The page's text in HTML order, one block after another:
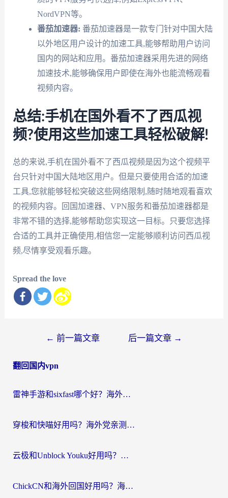
NordVPN等。
番茄加速器: 番茄加速器是一款专门针对中国大陆
以外地区用户设计的加速工具,能够帮助用户访问
国内的网站和应用。番茄加速器采用先进的网络
加速技术,能够确保用户即使在海外也能流畅观看
视频内容。
总结:手机在国外看不了西瓜视
频?使用这些加速工具轻松破解!
总的来说,手机在国外看不了西瓜视频是因为这个视频平
台只针对中国大陆地区用户。但是只要使用合适的加速
工具,您就能够轻松突破这些网络限制,随时随地观看喜欢
的视频内容。回国加速器、VPN服务和番茄加速器都是
非常不错的选择,能够帮助您实现这一目标。只要您选择
合适的工具并正确使用,相信您一定能够顺利访问西瓜视
频,尽情享受观看乐趣。
Spread the love
导
← 前一篇文章 后一篇文章 →
翻回国内vpn
雷神手游和sixfast哪个好？海外党亲测3款回国加速器，教你选对不踩坑
穿梭和快喵好用吗？海外党亲测：小众加速器对比+番茄加速器深度体验
云极和Unblock Youku好用吗？海外党亲测+2026回国加速器避坑指南
ChickCN和海外回国好用吗？海外党2026亲测：从手游到影音，选对加速器的3个关键